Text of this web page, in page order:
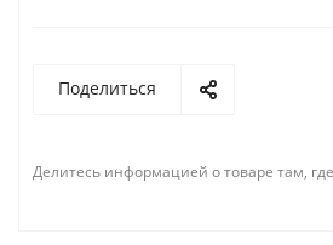
Поделиться
Делитесь информацией о товаре там,